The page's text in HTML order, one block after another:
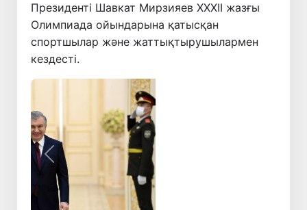
Президенті Шавкат Мирзияев ХХХІІ жазғы
Олимпиада ойындарына қатысқан
спортшылар және жаттықтырушылармен
кездесті.
Алдыңғы